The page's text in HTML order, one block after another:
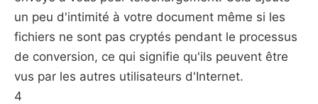
un peu d'intimité à votre document même si les
fichiers ne sont pas cryptés pendant le processus
de conversion, ce qui signifie qu'ils peuvent être
vus par les autres utilisateurs d'Internet.
4